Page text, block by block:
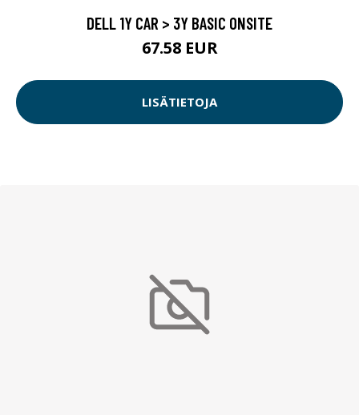
DELL 1Y CAR > 3Y BASIC ONSITE
67.58 EUR
LISÄTIETOJA